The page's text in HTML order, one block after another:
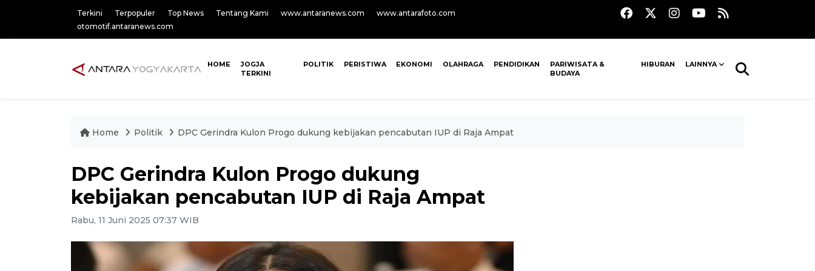
Terkini Terpopuler Top News Tentang Kami www.antaranews.com
www.antarafoto.com
otomotif.antaranews.com
HOME
JOGJA
TERKINI
POLITIK PERISTIWA EKONOMI OLAHRAGA PENDIDIKAN
PARIWISATA &
BUDAYA
HIBURAN LAINNYA
Home Politik DPC Gerindra Kulon Progo dukung kebijakan pencabutan IUP di Raja Ampat
DPC Gerindra Kulon Progo dukung
kebijakan pencabutan IUP di Raja Ampat
Rabu, 11 Juni 2025 07:37 WIB